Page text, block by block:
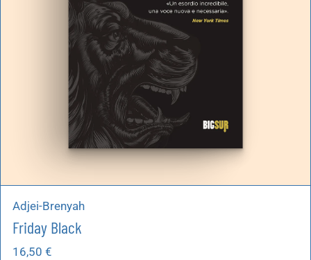
Adjei-Brenyah
Friday Black
16,50 €